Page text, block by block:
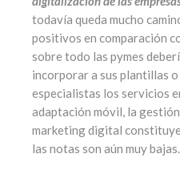
todavía queda mucho
positivos en comparación
sobre todo las pymes
incorporar a sus plantillas
especialistas los servicios
adaptación móvil, la
marketing digital
las notas son aún muy bajas.